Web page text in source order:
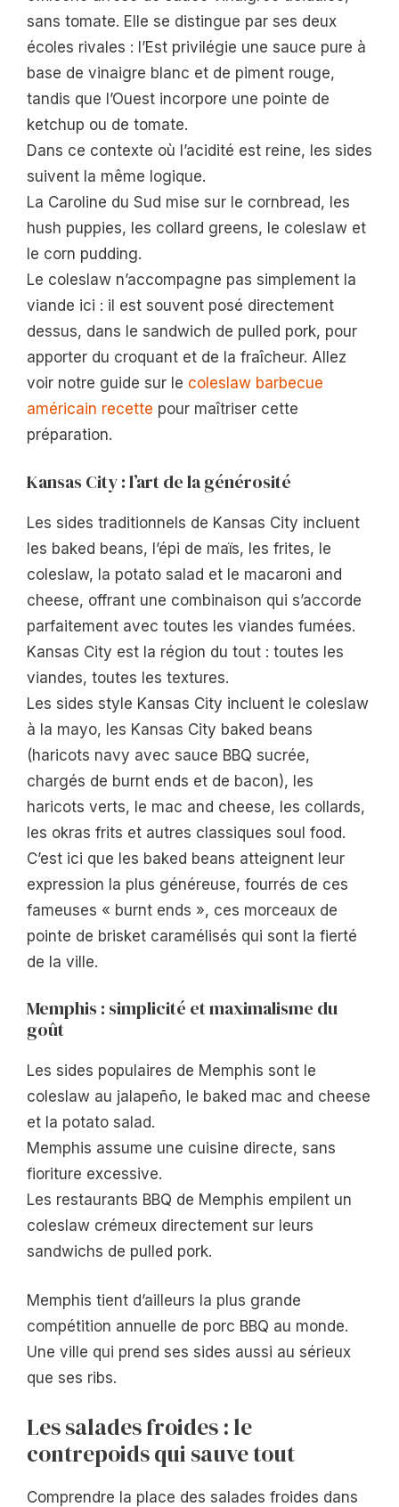
sans tomate. Elle se distingue par ses deux
écoles rivales : l’Est privilégie une sauce pure à
base de vinaigre blanc et de piment rouge,
tandis que l’Ouest incorpore une pointe de
ketchup ou de tomate.
Dans ce contexte où l’acidité est reine, les sides
suivent la même logique.
La Caroline du Sud mise sur le cornbread, les
hush puppies, les collard greens, le coleslaw et
le corn pudding.
Le coleslaw n’accompagne pas simplement la
viande ici : il est souvent posé directement
dessus, dans le sandwich de pulled pork, pour
apporter du croquant et de la fraîcheur. Allez
voir notre guide sur le coleslaw barbecue
américain recette pour maîtriser cette
préparation.
Kansas City : l’art de la générosité
Les sides traditionnels de Kansas City incluent
les baked beans, l’épi de maïs, les frites, le
coleslaw, la potato salad et le macaroni and
cheese, offrant une combinaison qui s’accorde
parfaitement avec toutes les viandes fumées.
Kansas City est la région du tout : toutes les
viandes, toutes les textures.
Les sides style Kansas City incluent le coleslaw
à la mayo, les Kansas City baked beans
(haricots navy avec sauce BBQ sucrée,
chargés de burnt ends et de bacon), les
haricots verts, le mac and cheese, les collards,
les okras frits et autres classiques soul food.
C’est ici que les baked beans atteignent leur
expression la plus généreuse, fourrés de ces
fameuses « burnt ends », ces morceaux de
pointe de brisket caramélisés qui sont la fierté
de la ville.
Memphis : simplicité et maximalisme du
goût
Les sides populaires de Memphis sont le
coleslaw au jalapeño, le baked mac and cheese
et la potato salad.
Memphis assume une cuisine directe, sans
fioriture excessive.
Les restaurants BBQ de Memphis empilent un
coleslaw crémeux directement sur leurs
sandwichs de pulled pork.
Memphis tient d’ailleurs la plus grande
compétition annuelle de porc BBQ au monde.
Une ville qui prend ses sides aussi au sérieux
que ses ribs.
Les salades froides : le
contrepoids qui sauve tout
Comprendre la place des salades froides dans